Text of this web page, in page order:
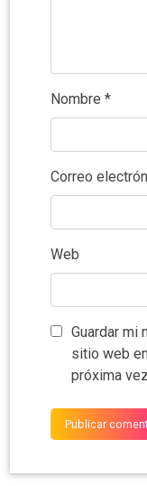
Nombre *
Correo
Web
Guardar mi
sitio web
próxima